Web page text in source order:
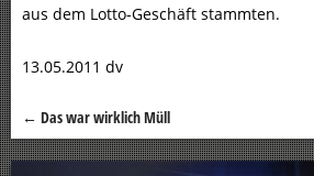
aus dem Lotto-Geschäft stammten.
13.05.2011 dv
Beitragsnavigation
← Das war wirklich Müll